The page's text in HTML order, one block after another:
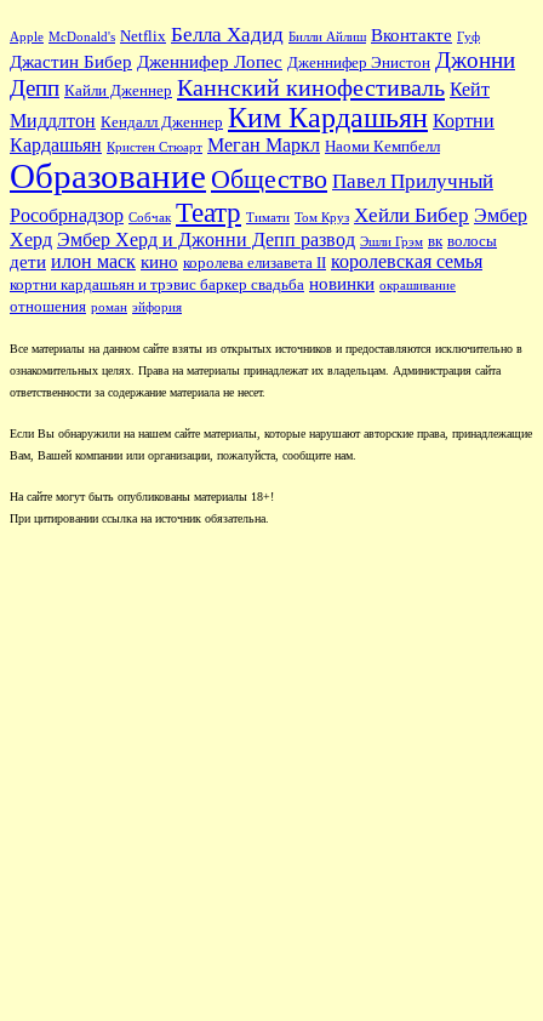
Apple McDonald's Netflix Белла Хадид Билли Айлиш Вконтакте Гуф
Джастин Бибер Дженнифер Лопес Дженнифер Энистон Джонни
Депп Кайли Дженнер Каннский кинофестиваль Кейт
Миддлтон Кендалл Дженнер Ким Кардашьян Кортни
Кардашьян Кристен Стюарт Меган Маркл Наоми Кемпбелл
Образование Общество Павел Прилучный
Рособрнадзор Собчак Театр Тимати Том Круз Хейли Бибер Эмбер
Херд Эмбер Херд и Джонни Депп развод Эшли Грэм вк волосы
дети илон маск кино королева елизавета II королевская семья
кортни кардашьян и трэвис баркер свадьба новинки окрашивание
отношения роман эйфория
Все материалы на данном сайте взяты из открытых источников и предоставляются исключительно в
ознакомительных целях. Права на материалы принадлежат их владельцам. Администрация сайта
ответственности за содержание материала не несет.
Если Вы обнаружили на нашем сайте материалы, которые нарушают авторские права, принадлежащие
Вам, Вашей компании или организации, пожалуйста, сообщите нам.
На сайте могут быть опубликованы материалы 18+!
При цитировании ссылка на источник обязательна.